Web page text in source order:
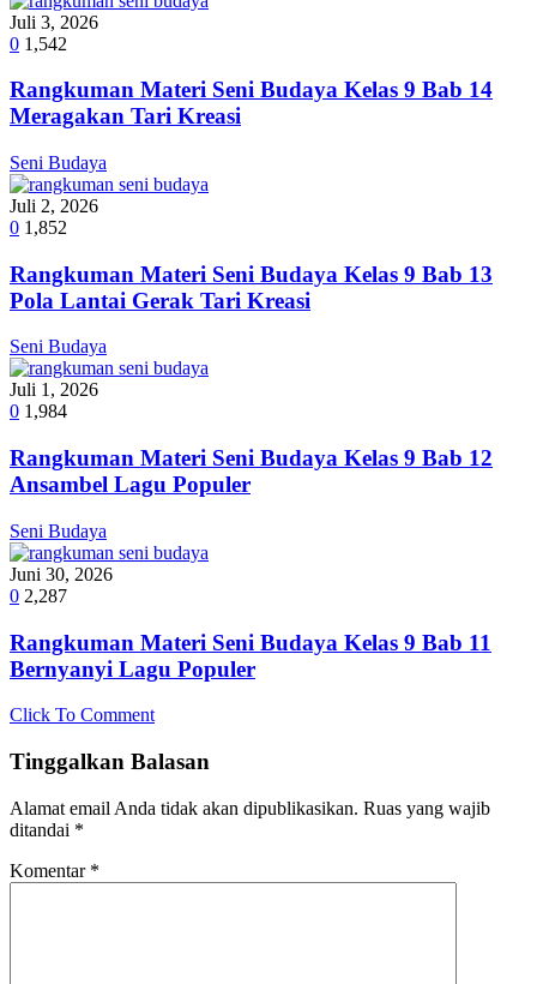
Juli 3, 2026
0 1,542
Rangkuman Materi Seni Budaya Kelas 9 Bab 14
Meragakan Tari Kreasi
Seni Budaya
Juli 2, 2026
0 1,852
Rangkuman Materi Seni Budaya Kelas 9 Bab 13
Pola Lantai Gerak Tari Kreasi
Seni Budaya
Juli 1, 2026
0 1,984
Rangkuman Materi Seni Budaya Kelas 9 Bab 12
Ansambel Lagu Populer
Seni Budaya
Juni 30, 2026
0 2,287
Rangkuman Materi Seni Budaya Kelas 9 Bab 11
Bernyanyi Lagu Populer
Click To Comment
Tinggalkan Balasan
Alamat email Anda tidak akan dipublikasikan. Ruas yang wajib
ditandai *
Komentar *